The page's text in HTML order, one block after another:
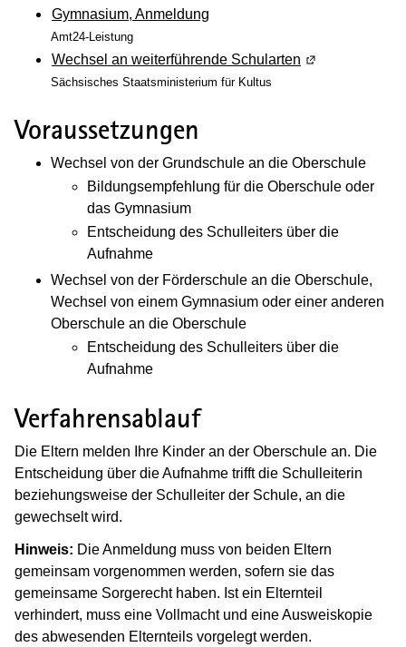
Gymnasium, Anmeldung
Amt24-Leistung
Wechsel an weiterführende Schularten (Wird in einem
Sächsisches Staatsministerium für Kultus
Voraussetzungen
Wechsel von der Grundschule an die Oberschule
Bildungsempfehlung für die Oberschule oder
das Gymnasium
Entscheidung des Schulleiters über die
Aufnahme
Wechsel von der Förderschule an die Oberschule,
Wechsel von einem Gymnasium oder einer anderen
Oberschule an die Oberschule
Entscheidung des Schulleiters über die
Aufnahme
Verfahrensablauf
Die Eltern melden Ihre Kinder an der Oberschule an. Die
Entscheidung über die Aufnahme trifft die Schulleiterin
beziehungsweise der Schulleiter der Schule, an die
gewechselt wird.
Hinweis: Die Anmeldung muss von beiden Eltern
gemeinsam vorgenommen werden, sofern sie das
gemeinsame Sorgerecht haben. Ist ein Elternteil
verhindert, muss eine Vollmacht und eine Ausweiskopie
des abwesenden Elternteils vorgelegt werden.